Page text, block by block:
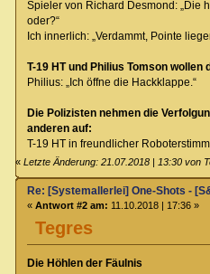
Spieler von Richard Desmond: „Die
oder?“
Ich innerlich: „Verdammt, Pointe
T-19 HT und Philius Tomson wollen
Philius: „Ich öffne die Hackklappe.“
Die Polizisten nehmen die
anderen auf:
T-19 HT in freundlicher
«Letzte Änderung: 21.07.2018 | 13:30 von
Tegres
Re: [Systemallerlei] One-Shots -
« Antwort #2 am: 11.10.2018 | 17:36 »
Die Höhlen der Fäulnis